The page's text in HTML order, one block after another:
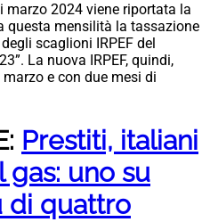
marzo 2024 viene riportata la
questa mensilità la tassazione
scaglioni IRPEF del
La nuova IRPEF, quindi,
e con due mesi di
Prestiti, italiani
gas: uno su
di quattro